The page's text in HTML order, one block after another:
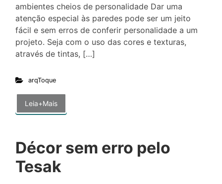
ambientes cheios de personalidade Dar uma
atenção especial às paredes pode ser um jeito
fácil e sem erros de conferir personalidade a um
projeto. Seja com o uso das cores e texturas,
através de tintas, […]
arqToque
Leia+Mais
Décor sem erro pelo
Tesak